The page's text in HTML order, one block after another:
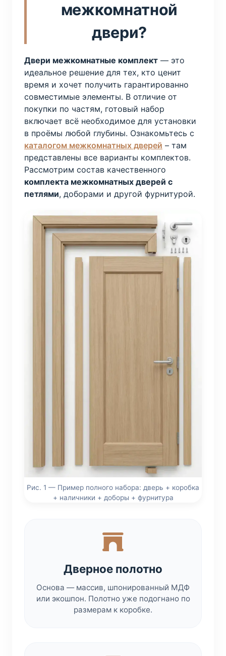
межкомнатной
двери?
Двери межкомнатные комплект — это
идеальное решение для тех, кто ценит
время и хочет получить гарантированно
совместимые элементы. В отличие от
покупки по частям, готовый набор
включает всё необходимое для установки
в проёмы любой глубины. Ознакомьтесь с
каталогом межкомнатных дверей – там
представлены все варианты комплектов.
Рассмотрим состав качественного
комплекта межкомнатных дверей с
петлями, доборами и другой фурнитурой.
Рис. 1 — Пример полного набора: дверь + коробка
+ наличники + доборы + фурнитура
Дверное полотно
Основа — массив, шпонированный МДФ
или экошпон. Полотно уже подогнано по
размерам к коробке.